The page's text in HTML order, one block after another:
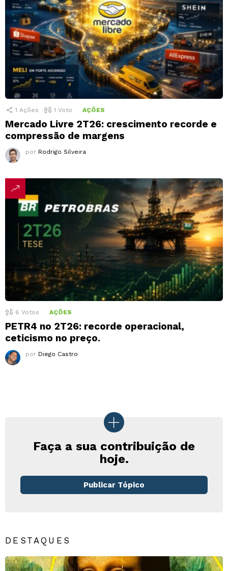
1 Ações 1 Voto AÇÕES
Mercado Livre 2T26: crescimento recorde e
compressão de margens
por Rodrigo Silveira
6 Votos AÇÕES
PETR4 no 2T26: recorde operacional,
ceticismo no preço.
por Diego Castro
Faça a sua contribuição de
hoje.
Publicar Tópico
DESTAQUES